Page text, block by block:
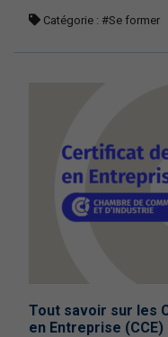
Catégorie : #Se former
Tout savoir sur les
en Entreprise (CCE)